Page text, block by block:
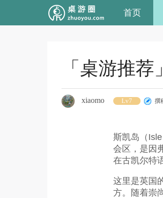
首页
「桌游推
xiaomo Lv7 撰
斯凯岛（
会区，是因
在古凯尔特
这里是英国
方。随着崇